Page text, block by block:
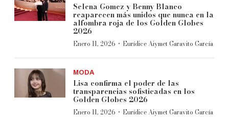
Selena Gomez y Benny Blanco
reaparecen más unidos que nunca en la
alfombra roja de los Golden Globes
2026
Enero 11, 2026 · Eurídice Aiymet Garavito García
MODA
Lisa confirma el poder de las
transparencias sofisticadas en los
Golden Globes 2026
Enero 11, 2026 · Eurídice Aiymet Garavito García